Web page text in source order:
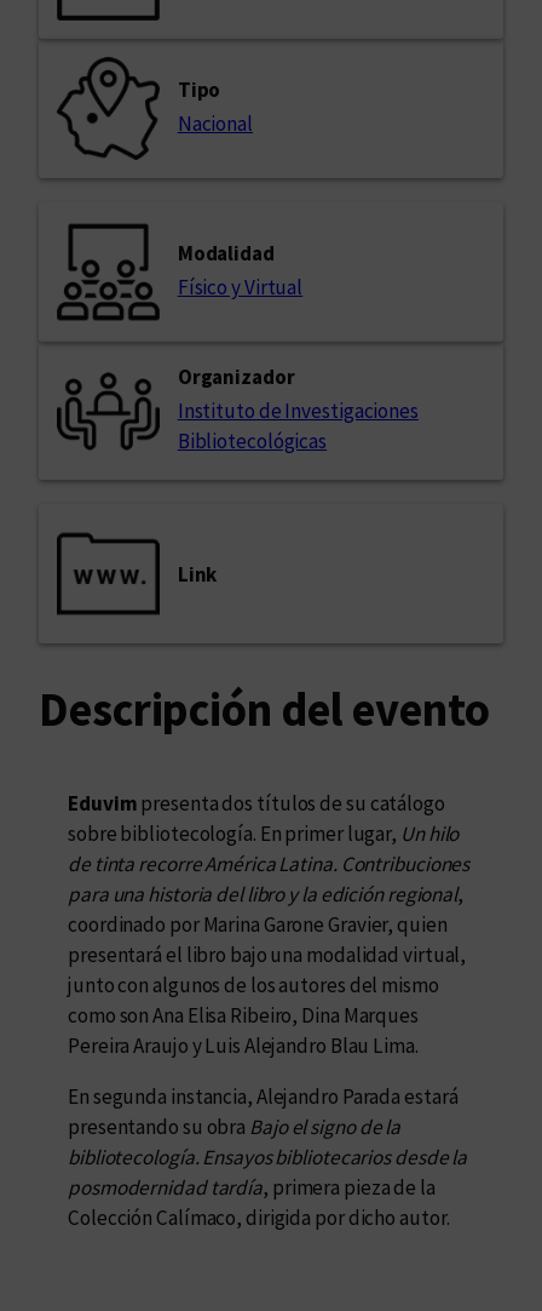
Tipo
Nacional
Modalidad
Físico y Virtual
Organizador
Instituto de Investigaciones
Bibliotecológicas
Link
Descripción del evento
Eduvim presenta dos títulos de su catálogo
sobre bibliotecología. En primer lugar, Un hilo
de tinta recorre América Latina. Contribuciones
para una historia del libro y la edición regional,
coordinado por Marina Garone Gravier, quien
presentará el libro bajo una modalidad virtual,
junto con algunos de los autores del mismo
como son Ana Elisa Ribeiro, Dina Marques
Pereira Araujo y Luis Alejandro Blau Lima.
En segunda instancia, Alejandro Parada estará
presentando su obra Bajo el signo de la
bibliotecología. Ensayos bibliotecarios desde la
posmodernidad tardía, primera pieza de la
Colección Calímaco, dirigida por dicho autor.